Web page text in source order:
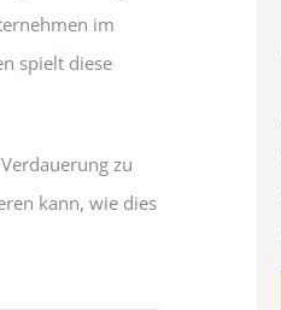
im
spielt diese
zu
kann, wie dies